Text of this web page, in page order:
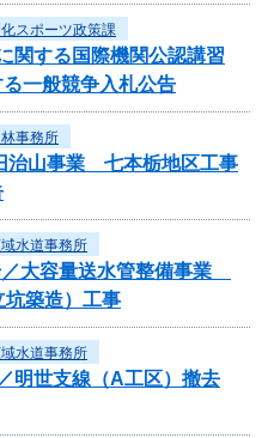
スポーツ政策課
関する国際機関公認講習
一般競争入札公告
事務所
治山事業 七本栃地区工事
水道事務所
／大容量送水管整備事業
坑築造）工事
水道事務所
明世支線（A工区）撤去